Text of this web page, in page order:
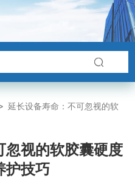
延长设备寿命：不可忽视的软
忽视的软胶囊硬度
护技巧